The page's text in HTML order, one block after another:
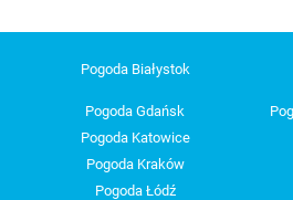
Pogoda Białystok
Pogoda Gdańsk
Pogoda Katowice
Pogoda Kraków
Pogoda Łódź